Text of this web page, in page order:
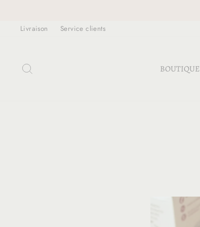
contenuLivraison Service clients
BOUTIQUE